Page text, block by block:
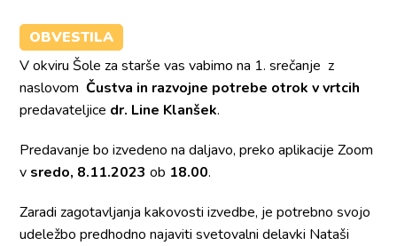
OBVESTILA
V okviru Šole za starše vas vabimo na 1. srečanje z
naslovomČustva in razvojne potrebe otrok v vrtcih
predavateljice dr. Line Klanšek.
Predavanje bo izvedeno na daljavo, preko aplikacije Zoom
v sredo, 8.11.2023 ob 18.00.
Zaradi zagotavljanja kakovosti izvedbe, je potrebno svojo
udeležbo predhodno najaviti svetovalni delavki Nataši